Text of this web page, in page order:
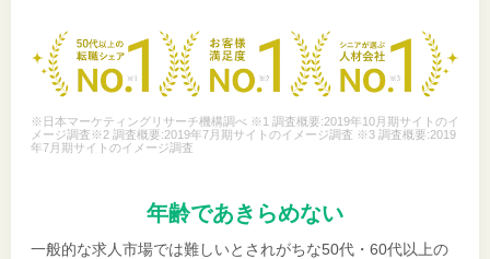
※日本マーケティングリサーチ機構調べ ※1 調査概要:2019年10月期サイトのイ
メージ調査※2 調査概要:2019年7月期サイトのイメージ調査 ※3 調査概要:2019
年7月期サイトのイメージ調査
年齢であきらめない
一般的な求人市場では難しいとされがちな50代・60代以上の